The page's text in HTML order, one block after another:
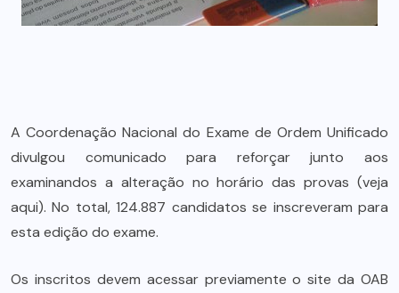
A Coordenação Nacional do Exame de Ordem Unificado
divulgou comunicado para reforçar junto aos
examinandos a alteração no horário das provas (veja
aqui). No total, 124.887 candidatos se inscreveram para
esta edição do exame.
Os inscritos devem acessar previamente o site da OAB